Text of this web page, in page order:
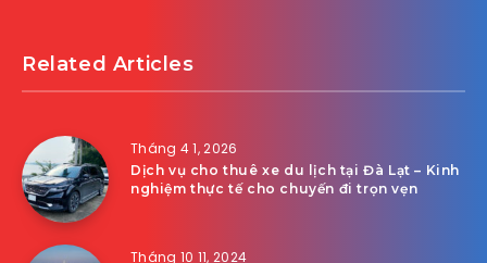
Related Articles
Tháng 4 1, 2026
Dịch vụ cho thuê xe du lịch tại Đà Lạt – Kinh
nghiệm thực tế cho chuyến đi trọn vẹn
Tháng 10 11, 2024